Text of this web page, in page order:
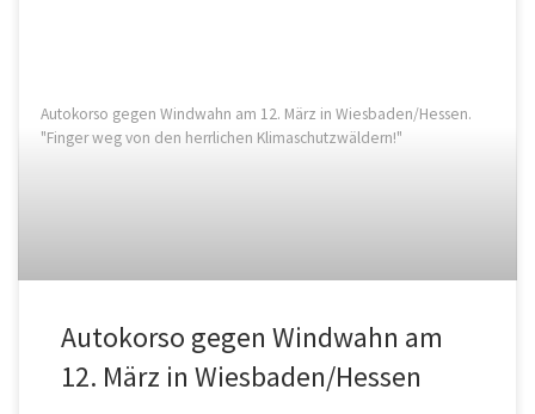
Autokorso gegen Windwahn am 12. März in Wiesbaden/Hessen.
"Finger weg von den herrlichen Klimaschutzwäldern!"
Autokorso gegen Windwahn am
12. März in Wiesbaden/Hessen